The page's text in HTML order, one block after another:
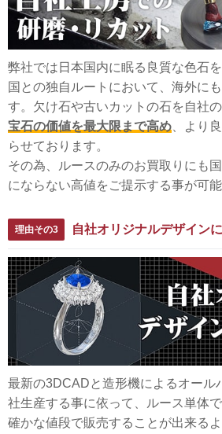
弊社では日本国内に眠る良質な色石
国との独自ルートにおいて、海外に
す。欠け石や古いカットの石を自社
宝石の価値を最大限まで高め 、より
らせております。
その為、ルースのみのお買取りにも
にならない高値をご提示する事が可能
理由その3 自社オリジナルデザイン
最新の3DCADと造形機によるオール
社生産する事に依って、ルース単体
確かな値段で販売することが出来るよ